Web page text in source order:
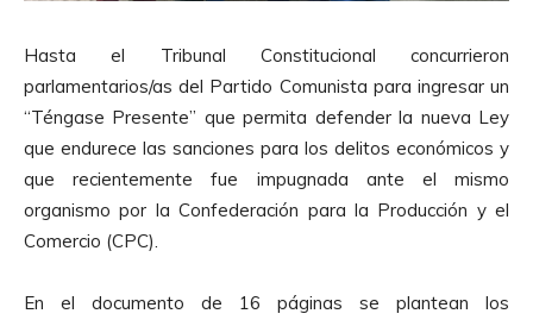
Hasta el Tribunal Constitucional concurrieron
parlamentarios/as del Partido Comunista para ingresar un
“Téngase Presente” que permita defender la nueva Ley
que endurece las sanciones para los delitos económicos y
que recientemente fue impugnada ante el mismo
organismo por la Confederación para la Producción y el
Comercio (CPC).
En el documento de 16 páginas se plantean los